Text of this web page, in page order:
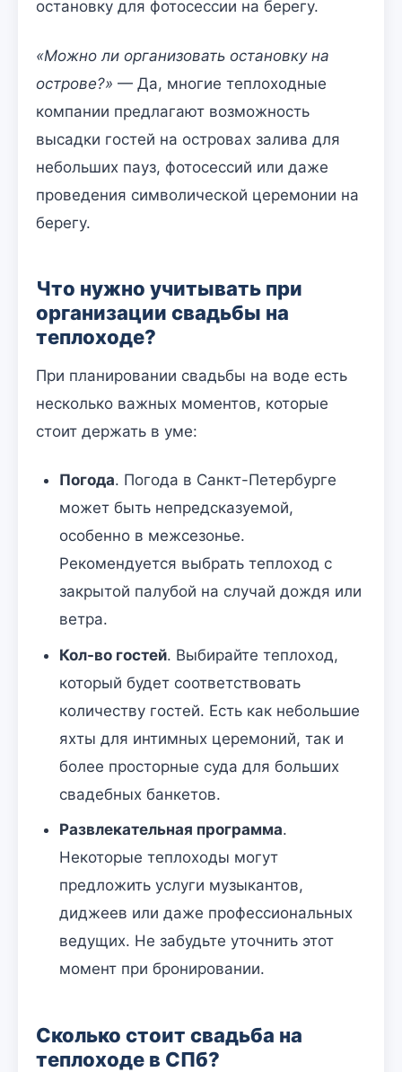
остановку для фотосессии на берегу.
«Можно ли организовать остановку на
острове?» — Да, многие теплоходные
компании предлагают возможность
высадки гостей на островах залива для
небольших пауз, фотосессий или даже
проведения символической церемонии на
берегу.
Что нужно учитывать при
организации свадьбы на
теплоходе?
При планировании свадьбы на воде есть
несколько важных моментов, которые
стоит держать в уме:
Погода. Погода в Санкт-Петербурге
может быть непредсказуемой,
особенно в межсезонье.
Рекомендуется выбрать теплоход с
закрытой палубой на случай дождя или
ветра.
Кол-во гостей. Выбирайте теплоход,
который будет соответствовать
количеству гостей. Есть как небольшие
яхты для интимных церемоний, так и
более просторные суда для больших
свадебных банкетов.
Развлекательная программа.
Некоторые теплоходы могут
предложить услуги музыкантов,
диджеев или даже профессиональных
ведущих. Не забудьте уточнить этот
момент при бронировании.
Сколько стоит свадьба на
теплоходе в СПб?